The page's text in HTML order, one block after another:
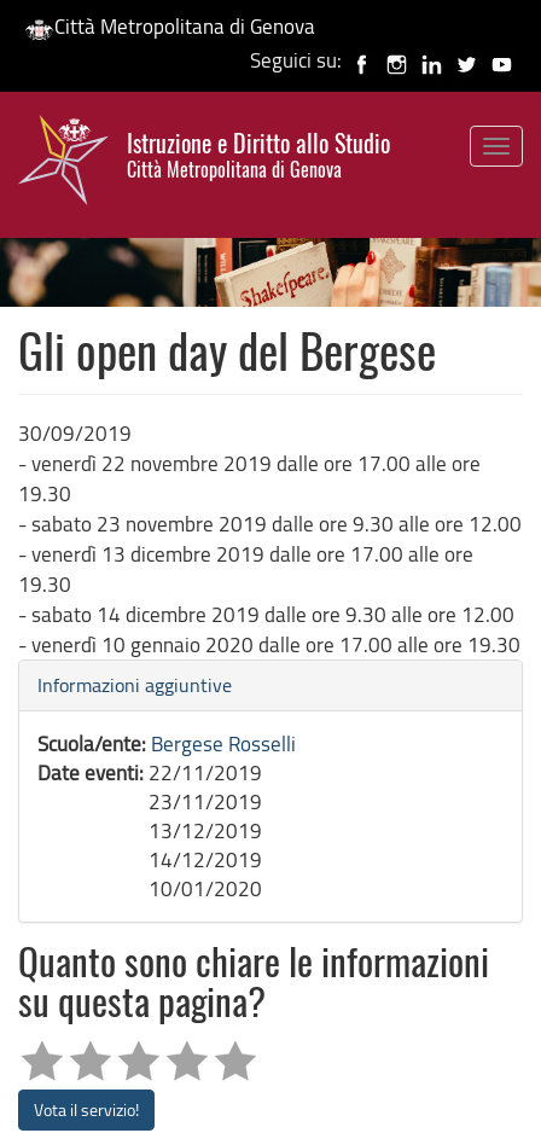
Salta
contenuto
principale
Città Metropolitana di Genova
Seguici su:
Istruzione e Diritto allo Studio
Città Metropolitana di Genova
HP banner
Gli open day del Bergese
30/09/2019
- venerdì 22 novembre 2019 dalle ore 17.00 alle ore
19.30
- sabato 23 novembre 2019 dalle ore 9.30 alle ore 12.00
- venerdì 13 dicembre 2019 dalle ore 17.00 alle ore
19.30
- sabato 14 dicembre 2019 dalle ore 9.30 alle ore 12.00
- venerdì 10 gennaio 2020 dalle ore 17.00 alle ore 19.30
Nascondi
Informazioni aggiuntive
Scuola/ente: Bergese Rosselli
Date eventi: 22/11/2019
23/11/2019
13/12/2019
14/12/2019
10/01/2020
Quanto sono chiare le informazioni
su questa pagina?
Vota il servizio!